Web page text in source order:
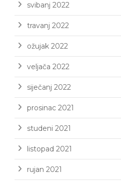
svibanj 2022
travanj 2022
ožujak 2022
veljača 2022
siječanj 2022
prosinac 2021
studeni 2021
listopad 2021
rujan 2021